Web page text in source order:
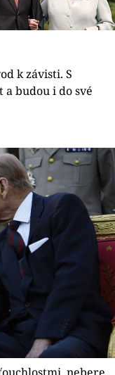
k závisti. S
a budou i do své